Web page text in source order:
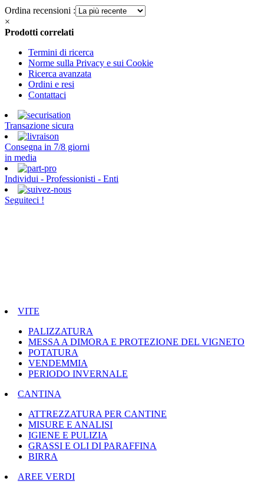
Ordina recensioni :
×
Prodotti correlati
Termini di ricerca
Norme sulla Privacy e sui Cookie
Ricerca avanzata
Ordini e resi
Contattaci
Transazione sicura
Consegna in 7/8 giorni
in media
Individui - Professionisti - Enti
Seguiteci !
VITE
PALIZZATURA
MESSA A DIMORA E PROTEZIONE DEL VIGNETO
POTATURA
VENDEMMIA
PERIODO INVERNALE
CANTINA
ATTREZZATURA PER CANTINE
MISURE E ANALISI
IGIENE E PULIZIA
GRASSI E OLI DI PARAFFINA
BIRRA
AREE VERDI